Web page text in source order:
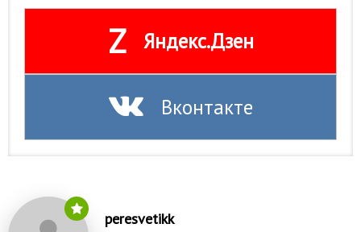
Z Яндекс.Дзен
Вконтакте
peresvetikk